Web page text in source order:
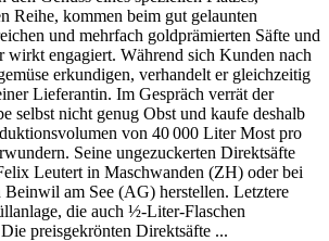
Reihe, kommen beim gut gelaunten
und mehrfach goldprämierten Säfte und
wirkt engagiert. Während sich Kunden nach
erkundigen, verhandelt er gleichzeitig
Lieferantin. Im Gespräch verrät der
selbst nicht genug Obst und kaufe deshalb
von 40 000 Liter Most pro
Seine ungezuckerten Direktsäfte
Leutert in Maschwanden (ZH) oder bei
am See (AG) herstellen. Letztere
die auch ½-Liter-Flaschen
Die preisgekrönten Direktsäfte ...